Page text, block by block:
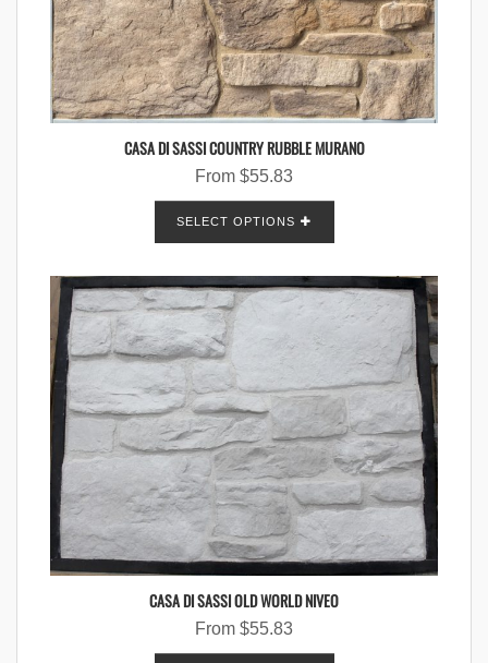
CASA DI SASSI COUNTRY RUBBLE MURANO
From $55.83
SELECT OPTIONS
CASA DI SASSI OLD WORLD NIVEO
From $55.83